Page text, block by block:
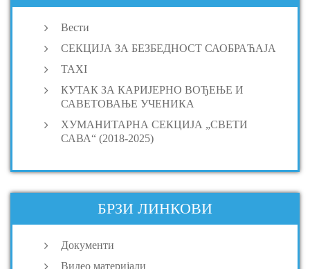
Вести
СЕКЦИЈА ЗА БЕЗБЕДНОСТ САОБРАЋАЈА
TAXI
КУТАК ЗА КАРИЈЕРНО ВОЂЕЊЕ И
САВЕТОВАЊЕ УЧЕНИКА
ХУМАНИТАРНА СЕКЦИЈА „СВЕТИ
САВА“ (2018-2025)
БРЗИ ЛИНКОВИ
Документи
Видео материјали